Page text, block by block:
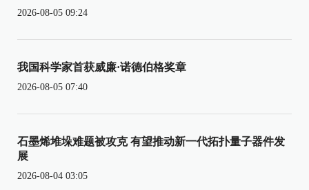
2026-08-05 09:24
我国科学家首获威廉·诺德伯格奖章
2026-08-05 07:40
石墨烯堆垛难题被攻克 有望推动新一代拓扑量子器件发
展
2026-08-04 03:05